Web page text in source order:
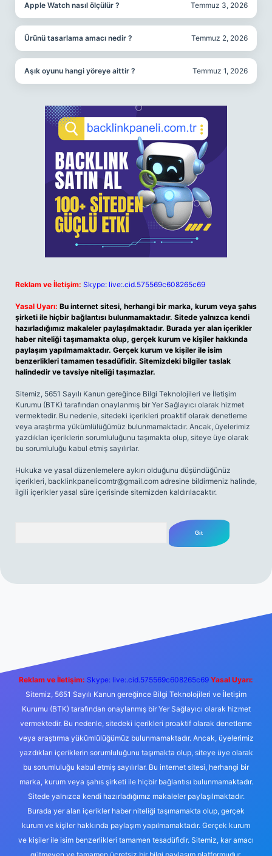
Apple Watch nasıl ölçülür ? Temmuz 3, 2026
Ürünü tasarlama amacı nedir ? Temmuz 2, 2026
Aşık oyunu hangi yöreye aittir ? Temmuz 1, 2026
Reklam ve İletişim: Skype: live:.cid.575569c608265c69
Yasal Uyarı: Bu internet sitesi, herhangi bir marka, kurum veya şahıs
şirketi ile hiçbir bağlantısı bulunmamaktadır. Sitede yalnızca kendi
hazırladığımız makaleler paylaşılmaktadır. Burada yer alan içerikler
haber niteliği taşımamakta olup, gerçek kurum ve kişiler hakkında
paylaşım yapılmamaktadır. Gerçek kurum ve kişiler ile isim
benzerlikleri tamamen tesadüfidir. Sitemizdeki bilgiler taslak
halindedir ve tavsiye niteliği taşımazlar.
Sitemiz, 5651 Sayılı Kanun gereğince Bilgi Teknolojileri ve İletişim
Kurumu (BTK) tarafından onaylanmış bir Yer Sağlayıcı olarak hizmet
vermektedir. Bu nedenle, sitedeki içerikleri proaktif olarak denetleme
veya araştırma yükümlülüğümüz bulunmamaktadır. Ancak, üyelerimiz
yazdıkları içeriklerin sorumluluğunu taşımakta olup, siteye üye olarak
bu sorumluluğu kabul etmiş sayılırlar.
Hukuka ve yasal düzenlemelere aykırı olduğunu düşündüğünüz
içerikleri, backlinkpanelicomtr@gmail.com adresine bildirmeniz halinde,
ilgili içerikler yasal süre içerisinde sitemizden kaldırılacaktır.
Reklam ve İletişim: Skype: live:.cid.575569c608265c69 Yasal Uyarı:
Sitemiz, 5651 Sayılı Kanun gereğince Bilgi Teknolojileri ve İletişim
Kurumu (BTK) tarafından onaylanmış bir Yer Sağlayıcı olarak hizmet
vermektedir. Bu nedenle, sitedeki içerikleri proaktif olarak denetleme
veya araştırma yükümlülüğümüz bulunmamaktadır. Ancak, üyelerimiz
yazdıkları içeriklerin sorumluluğunu taşımakta olup, siteye üye olarak
bu sorumluluğu kabul etmiş sayılırlar. Bu internet sitesi, herhangi bir
marka, kurum veya şahıs şirketi ile hiçbir bağlantısı bulunmamaktadır.
Sitede yalnızca kendi hazırladığımız makaleler paylaşılmaktadır.
Burada yer alan içerikler haber niteliği taşımamakta olup, gerçek
kurum ve kişiler hakkında paylaşım yapılmamaktadır. Gerçek kurum
ve kişiler ile isim benzerlikleri tamamen tesadüfidir. Sitemiz, kar amacı